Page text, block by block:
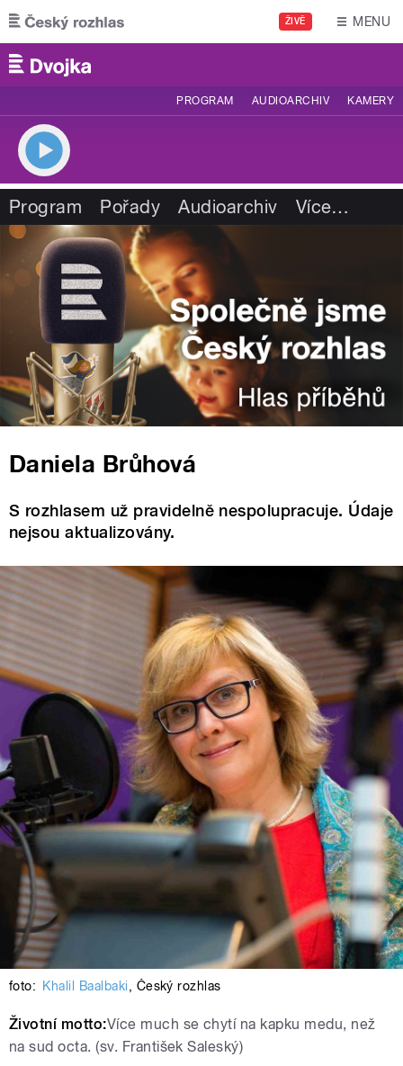
Přejít k hlavnímu obsahu
ŽIVĚ MENU
PROGRAM AUDIOARCHIV KAMERY
Program Pořady Audioarchiv Více…
Daniela Brůhová
S rozhlasem už pravidelně nespolupracuje. Údaje
nejsou aktualizovány.
foto: Khalil Baalbaki, Český rozhlas
Životní motto:Více much se chytí na kapku medu, než
na sud octa. (sv. František Saleský)